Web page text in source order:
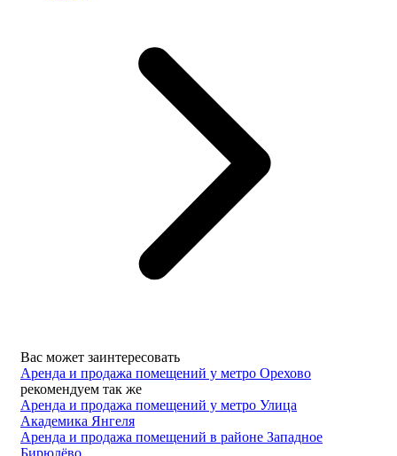
Вас может заинтересовать
Аренда и продажа помещений у метро Орехово
рекомендуем так же
Аренда и продажа помещений у метро Улица
Академика Янгеля
Аренда и продажа помещений в районе Западное